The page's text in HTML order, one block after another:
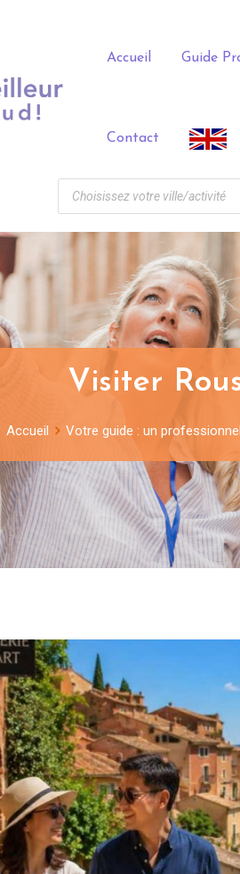
Accueil Guide
Contact
Visiter
Accueil Votre guide : un